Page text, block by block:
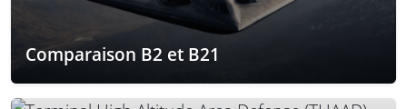
Comparaison B2 et B21